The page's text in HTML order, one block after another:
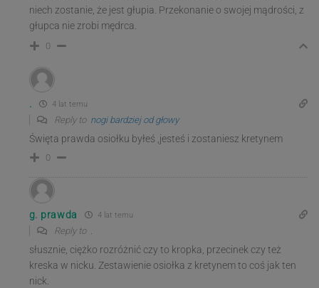
niech zostanie, że jest głupia. Przekonanie o swojej mądrości, z
głupca nie zrobi mędrca.
0
. 4 lat temu
Reply to nogi bardziej od głowy
Święta prawda osiołku byłeś ,jesteś i zostaniesz kretynem
0
g. prawda 4 lat temu
Reply to .
słusznie, ciężko rozróżnić czy to kropka, przecinek czy też
kreska w nicku. Zestawienie osiołka z kretynem to coś jak ten
nick.